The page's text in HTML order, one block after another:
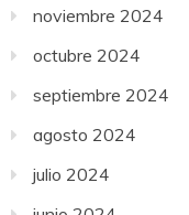
noviembre 2024
octubre 2024
septiembre 2024
agosto 2024
julio 2024